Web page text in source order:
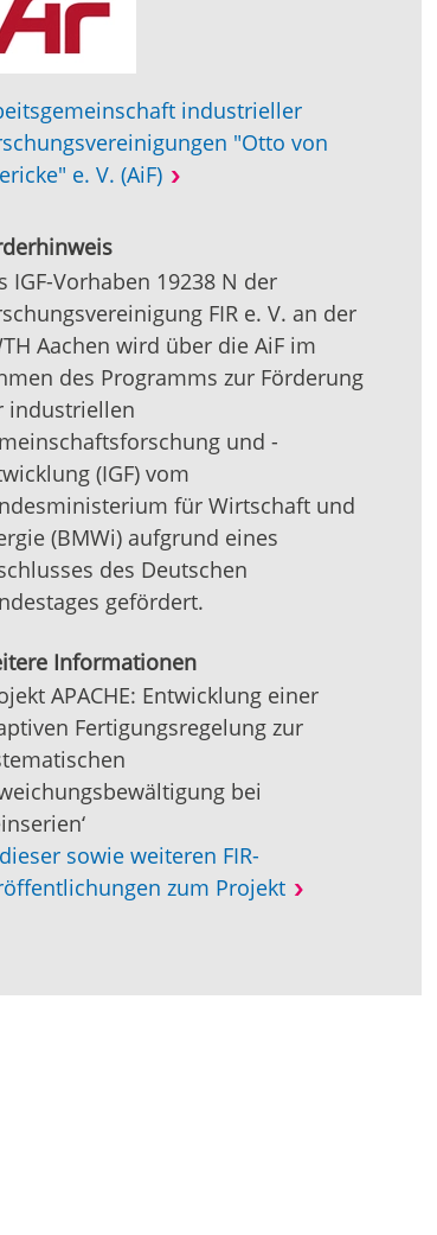
industrieller
"Otto von
e. V. (AiF)
IGF-Vorhaben 19238 N der
FIR e. V. an der
Aachen wird über die AiF im
des Programms zur Förderung
industriellen
und -
(IGF) vom
für Wirtschaft und
(BMWi) aufgrund eines
des Deutschen
gefördert.
Informationen
APACHE: Entwicklung einer
Fertigungsregelung zur
bei
sowie weiteren FIR-
zum Projekt